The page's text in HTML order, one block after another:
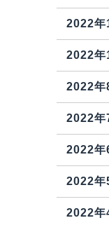
2022年
2022年
2022年
2022年
2022年
2022年
2022年